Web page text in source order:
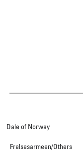
Dale of Norway
Frelsesarmeen/Others